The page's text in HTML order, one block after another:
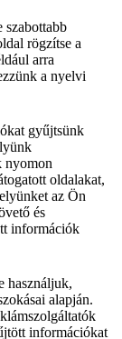
szabottabb
rögzítse a
arra
a nyelvi
gyűjtsünk
nyomon
oldalakat,
az Ön
és
információk
használjuk,
alapján.
információkat